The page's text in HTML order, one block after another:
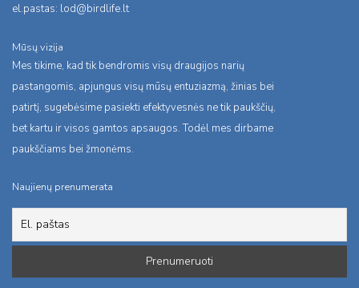
el.pastas: lod@birdlife.lt
Mūsų vizija
Mes tikime, kad tik bendromis visų draugijos narių
pastangomis, apjungus visų mūsų entuziazmą, žinias bei
patirtį, sugebėsime pasiekti efektyvesnės ne tik paukščių,
bet kartu ir visos gamtos apsaugos. Todėl mes dirbame
paukščiams bei žmonėms.
Naujienų prenumerata